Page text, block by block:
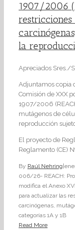
1907/2006
la
Apreciados Sres./
Adjuntamos copia
Comisión de XXX
1907/2006
mutágenos de
reproducción
El proyecto de
Reglamento (CE)
By Raúl Nehring|
006/26- REACH:
modifica el Anexo
para actualizar las
carcinógenas,
categorías 1A y 1B
Read More